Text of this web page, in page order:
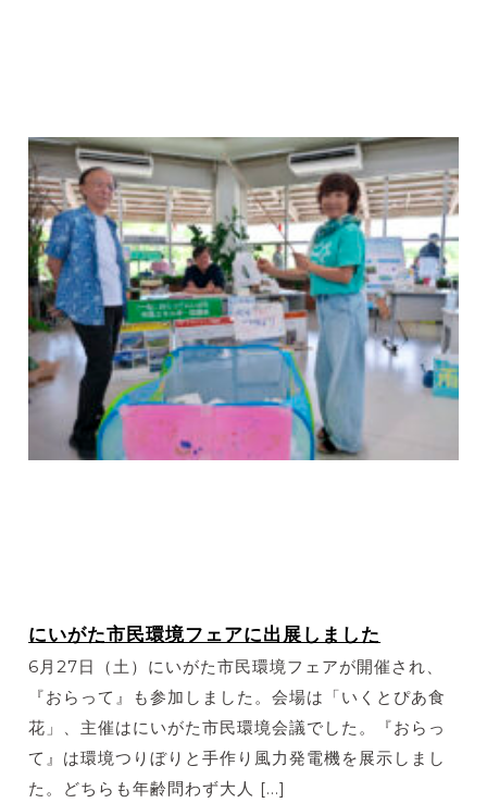
にいがた市民環境フェアに出展しました
6月27日（土）にいがた市民環境フェアが開催され、
『おらって』も参加しました。会場は「いくとぴあ食
花」、主催はにいがた市民環境会議でした。『おらっ
て』は環境つりぼりと手作り風力発電機を展示しまし
た。どちらも年齢問わず大人 […]